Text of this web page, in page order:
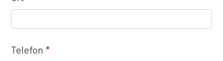
Telefon